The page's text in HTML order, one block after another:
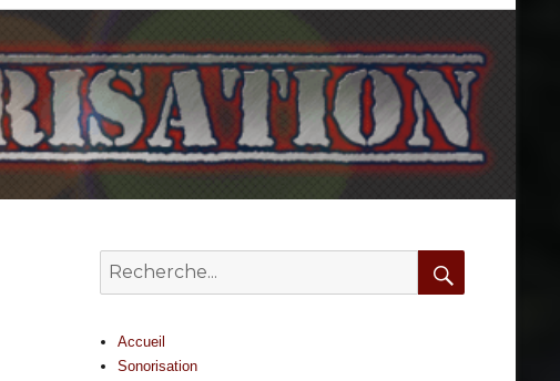
Search
Accueil
Sonorisation